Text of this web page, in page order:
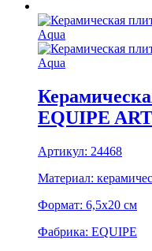
EQUIPE
Артикул: 24468
Материал:
Формат: 6,5x20 см
Фабрика: EQUIPE